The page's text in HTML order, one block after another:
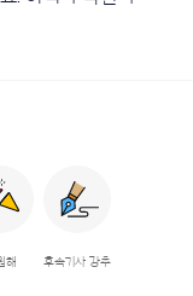
해 후속기사 강추